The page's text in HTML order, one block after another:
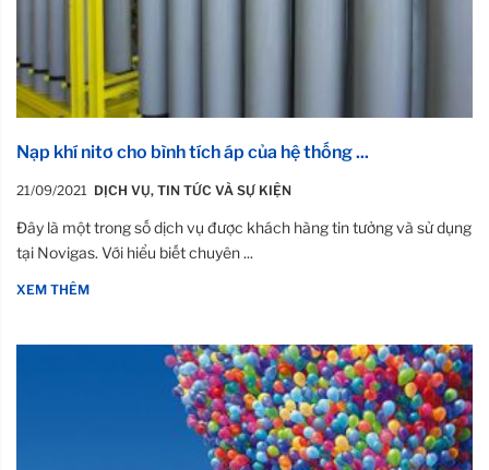
Nạp khí nitơ cho bình tích áp của hệ thống ...
21/09/2021 DỊCH VỤ, TIN TỨC VÀ SỰ KIỆN
Đây là một trong số dịch vụ được khách hàng tin tưởng và sử dụng
tại Novigas. Với hiểu biết chuyên ...
XEM THÊM